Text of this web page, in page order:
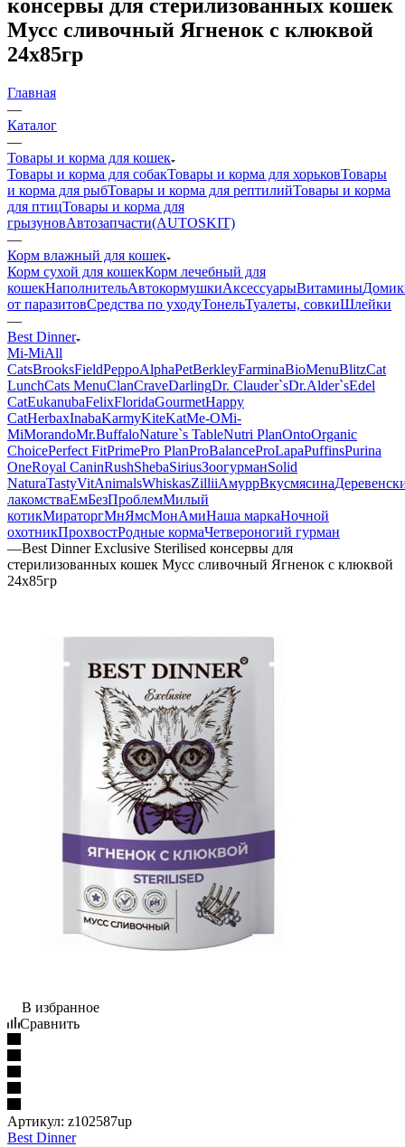
консервы для стерилизованных кошек
Мусс сливочный Ягненок с клюквой
24х85гр
Главная
—
Каталог
—
Товары и корма для кошек
Товары и корма для собакТовары и корма для хорьковТовары
и корма для рыбТовары и корма для рептилийТовары и корма
для птицТовары и корма для
грызуновАвтозапчасти(AUTOSKIT)
—
Корм влажный для кошек
Корм сухой для кошекКорм лечебный для
кошекНаполнительАвтокормушкиАксессуарыВитамины
от паразитовСредства по уходуТонельТуалеты, совкиШлейки
—
Best Dinner
Mi-МiAll
CatsBrooksFieldPeppoAlphaPetBerkleyFarminaBioMenuBlitzCat
LunchCats MenuClanCraveDarlingDr. Clauder`sDr.Alder`sEdel
CatEukanubaFelixFloridaGourmetHappy
CatHerbaxInabaKarmyKiteKatMe-OMi-
МiMorandoMr.BuffaloNature`s TableNutri PlanOntoOrganic
СhoicePerfect FitPrimePro PlanProBalanceProLapaPuffinsPurina
OneRoyal CaninRushShebaSiriusЗоогурманSolid
NaturaTastyVitAnimalsWhiskasZilliiАмуррВкусмясина
лакомстваЕмБезПроблемМилый
котикМираторгМнЯмсМонАмиНаша маркаНочной
охотникПрохвостРодные кормаЧетвероногий гурман
—Best Dinner Exclusive Sterilised консервы для
стерилизованных кошек Мусс сливочный Ягненок с клюквой
24х85гр
В избранное
Сравнить
Артикул: z102587up
Best Dinner